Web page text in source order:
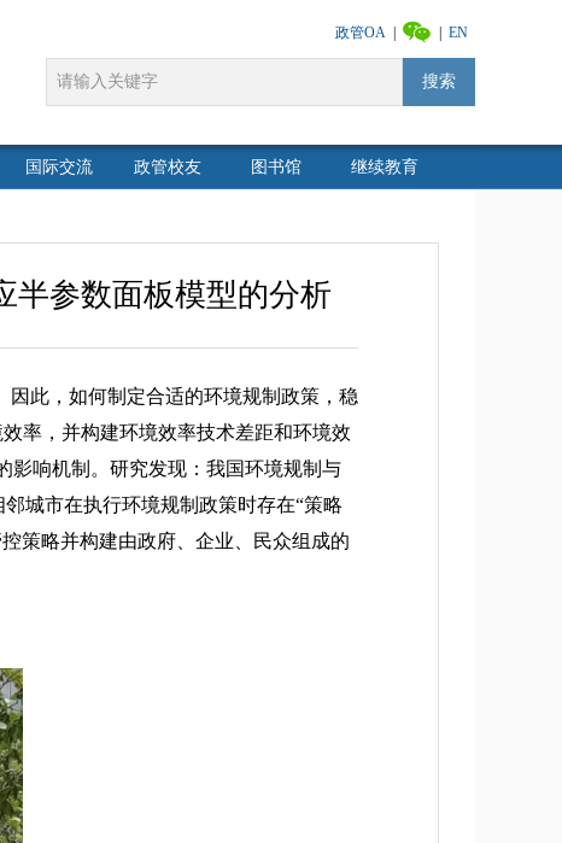
政管OA EN
搜索
国际交流 政管校友 图书馆 继续教育
半参数面板模型的分析
因此，如何制定合适的环境规制政策，稳
率，并构建环境效率技术差距和环境效
影响机制。研究发现：我国环境规制与
城市在执行环境规制政策时存在“策略
策略并构建由政府、企业、民众组成的